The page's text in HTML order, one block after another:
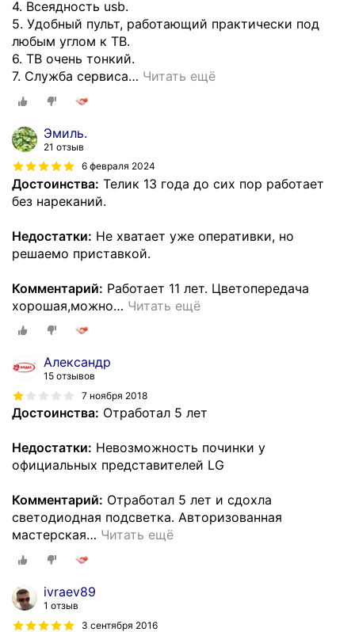
4. Всеядность usb.
5. Удобный пульт, работающий практически под
любым углом к ТВ.
6. ТВ очень тонкий.
7. Служба сервиса… Читать ещё
Эмиль.
21 отзыв
6 февраля 2024
Достоинства: Телик 13 года до сих пор работает
без нареканий.
Недостатки: Не хватает уже оперативки, но
решаемо приставкой.
Комментарий: Работает 11 лет. Цветопередача
хорошая,можно… Читать ещё
Александр
15 отзывов
7 ноября 2018
Достоинства: Отработал 5 лет
Недостатки: Невозможность починки у
официальных представителей LG
Комментарий: Отработал 5 лет и сдохла
светодиодная подсветка. Авторизованная
мастерская… Читать ещё
ivraev89
1 отзыв
3 сентября 2016